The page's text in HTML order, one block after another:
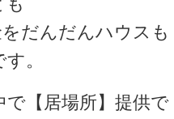
だんだんハウスも
。
【居場所】提供で